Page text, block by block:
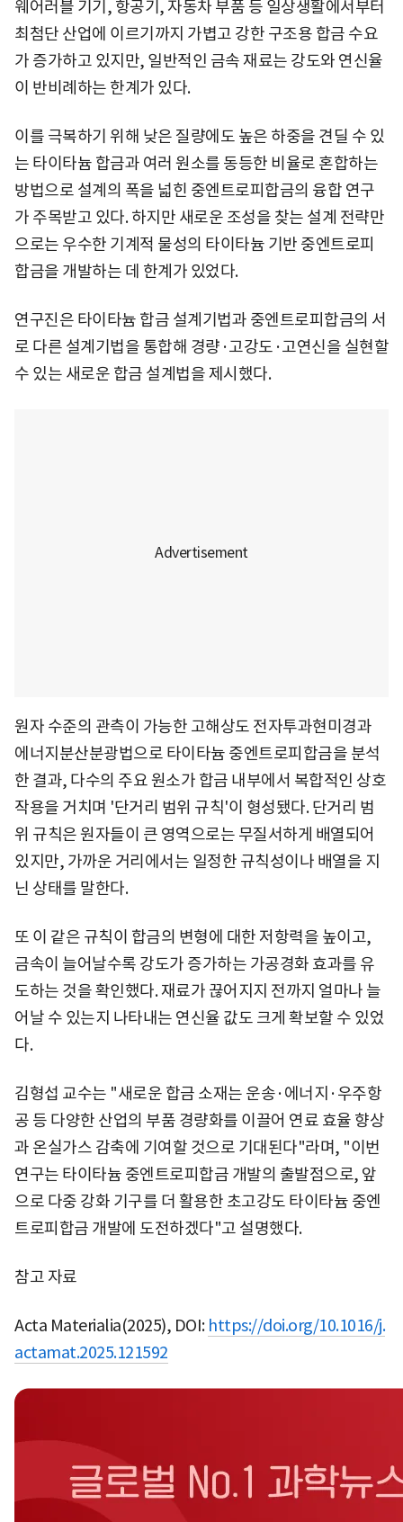
웨어러블 기기, 항공기, 자동차 부품 등 일상생활에서부터
최첨단 산업에 이르기까지 가볍고 강한 구조용 합금 수요
가 증가하고 있지만, 일반적인 금속 재료는 강도와 연신율
이 반비례하는 한계가 있다.
이를 극복하기 위해 낮은 질량에도 높은 하중을 견딜 수 있
는 타이타늄 합금과 여러 원소를 동등한 비율로 혼합하는
방법으로 설계의 폭을 넓힌 중엔트로피합금의 융합 연구
가 주목받고 있다. 하지만 새로운 조성을 찾는 설계 전략만
으로는 우수한 기계적 물성의 타이타늄 기반 중엔트로피
합금을 개발하는 데 한계가 있었다.
연구진은 타이타늄 합금 설계기법과 중엔트로피합금의 서
로 다른 설계기법을 통합해 경량·고강도·고연신을 실현할
수 있는 새로운 합금 설계법을 제시했다.
원자 수준의 관측이 가능한 고해상도 전자투과현미경과
에너지분산분광법으로 타이타늄 중엔트로피합금을 분석
한 결과, 다수의 주요 원소가 합금 내부에서 복합적인 상호
작용을 거치며 '단거리 범위 규칙'이 형성됐다. 단거리 범
위 규칙은 원자들이 큰 영역으로는 무질서하게 배열되어
있지만, 가까운 거리에서는 일정한 규칙성이나 배열을 지
닌 상태를 말한다.
또 이 같은 규칙이 합금의 변형에 대한 저항력을 높이고,
금속이 늘어날수록 강도가 증가하는 가공경화 효과를 유
도하는 것을 확인했다. 재료가 끊어지지 전까지 얼마나 늘
어날 수 있는지 나타내는 연신율 값도 크게 확보할 수 있었
다.
김형섭 교수는 "새로운 합금 소재는 운송·에너지·우주항
공 등 다양한 산업의 부품 경량화를 이끌어 연료 효율 향상
과 온실가스 감축에 기여할 것으로 기대된다"라며, "이번
연구는 타이타늄 중엔트로피합금 개발의 출발점으로, 앞
으로 다중 강화 기구를 더 활용한 초고강도 타이타늄 중엔
트로피합금 개발에 도전하겠다"고 설명했다.
참고 자료
Acta Materialia(2025), DOI: https://doi.org/10.1016/j.
actamat.2025.121592